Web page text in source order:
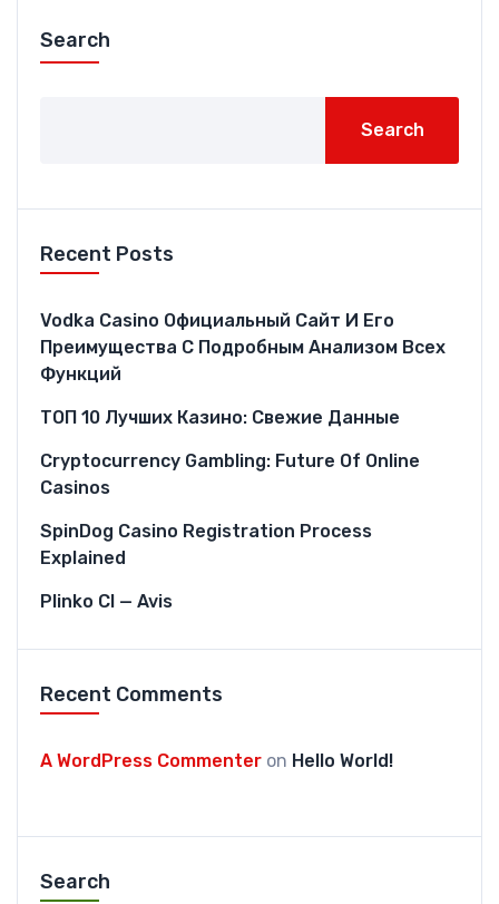
Search
Search
Recent Posts
Vodka Casino Официальный Сайт И Его
Преимущества С Подробным Анализом Всех
Функций
ТОП 10 Лучших Казино: Свежие Данные
Cryptocurrency Gambling: Future Of Online
Casinos
SpinDog Casino Registration Process
Explained
Plinko CI — Avis
Recent Comments
A WordPress Commenter on Hello World!
Search